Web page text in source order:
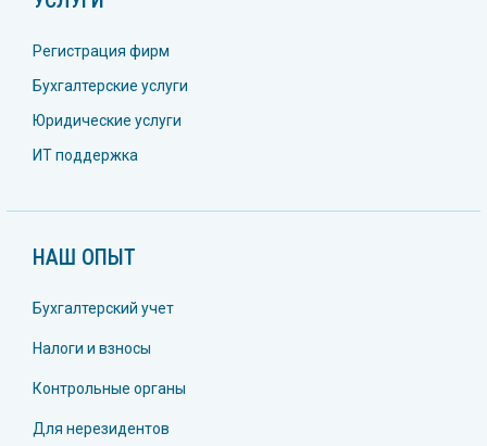
Регистрация фирм
Бухгалтерские услуги
Юридические услуги
ИТ поддержка
НАШ ОПЫТ
Бухгалтерский учет
Налоги и взносы
Контрольные органы
Для нерезидентов